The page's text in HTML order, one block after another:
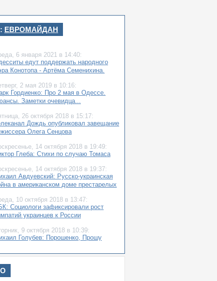
ЕВРОМАЙДАН
6 января 2021 в 14:40:
едут поддержать народного
Конотопа - Артёма Семенихина.
2 мая 2019 в 10:16:
Гордиенко: Про 2 мая в Одессе.
Заметки очевидца...
26 октября 2018 в 15:17:
Дождь опубликовал завещание
Олега Сенцова
14 октября 2018 в 19:49:
Глеба: Стихи по случаю Томаса
14 октября 2018 в 19:37:
Авдуевский: Русско-украинская
в американском доме престарелых
10 октября 2018 в 13:47:
Социологи зафиксировали рост
украинцев к России
9 октября 2018 в 10:39:
Голубев: Порошенко, Прошу
к предпринимателям
Давайте брать налоговую на